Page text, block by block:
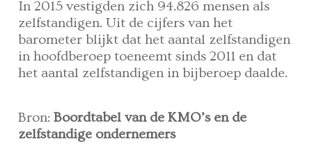
In 2015 vestigden zich 94.826 mensen als
zelfstandigen. Uit de cijfers van het
barometer blijkt dat het aantal zelfstandigen
in hoofdberoep toeneemt sinds 2011 en dat
het aantal zelfstandigen in bijberoep daalde.
Bron:Boordtabel van de KMO’s en de
zelfstandige ondernemers